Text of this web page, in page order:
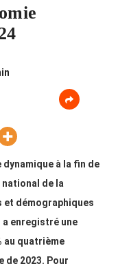
dynamique à la fin de
national de la
démographiques
a enregistré une
au quatrième
de 2023. Pour